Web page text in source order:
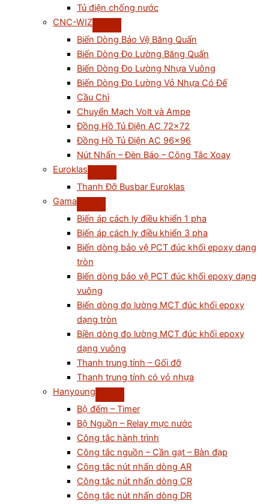
Tủ điện chống nước
CNC-WIZ
Biến Dòng Bảo Vệ Băng Quấn
Biến Dòng Đo Lường Băng Quấn
Biến Dòng Đo Lường Nhựa Vuông
Biến Dòng Đo Lường Vỏ Nhựa Có Đế
Cầu Chì
Chuyển Mạch Volt và Ampe
Đồng Hồ Tủ Điện AC 72×72
Đồng Hồ Tủ Điện AC 96×96
Nút Nhấn – Đèn Báo – Công Tắc Xoay
Euroklas
Thanh Đỡ Busbar Euroklas
Gama
Biến áp cách ly điều khiển 1 pha
Biến áp cách ly điều khiển 3 pha
Biến dòng bảo vệ PCT đúc khối epoxy dạng
tròn
Biến dòng bảo vệ PCT đúc khối epoxy dạng
vuông
Biến dòng đo lường MCT đúc khối epoxy
dạng tròn
Biền dòng đo lường MCT đúc khối epoxy
dạng vuông
Thanh trung tính – Gối đỡ
Thanh trung tính có vỏ nhựa
Hanyoung
Bộ đếm – Timer
Bộ Nguồn – Relay mực nước
Công tắc hành trình
Công tắc nguồn – Cần gạt – Bàn đạp
Công tắc nút nhấn dòng AR
Công tắc nút nhấn dòng CR
Công tắc nút nhấn dòng DR